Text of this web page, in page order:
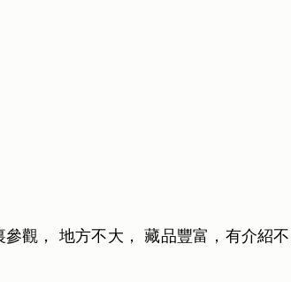
觀， 地方不大， 藏品豐富，有介紹